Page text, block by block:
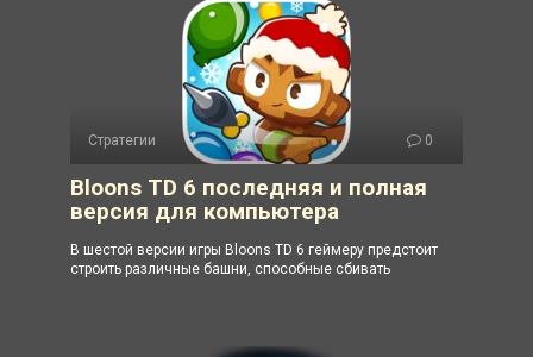
Стратегии 0
Bloons TD 6 последняя и полная
версия для компьютера
В шестой версии игры Bloons TD 6 геймеру предстоит
строить различные башни, способные сбивать